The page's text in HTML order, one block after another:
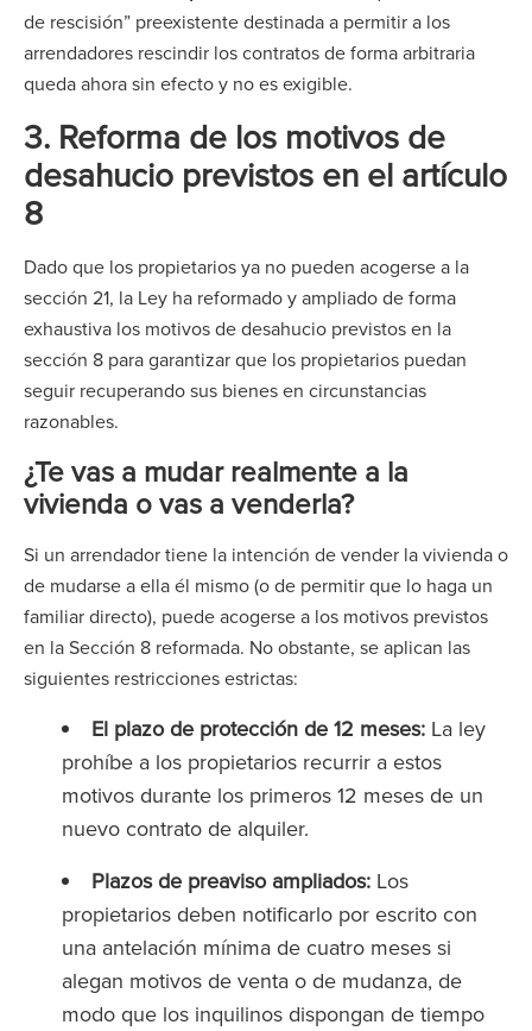
de rescisión” preexistente destinada a permitir a los
arrendadores rescindir los contratos de forma arbitraria
queda ahora sin efecto y no es exigible.
3. Reforma de los motivos de
desahucio previstos en el artículo
8
Dado que los propietarios ya no pueden acogerse a la
sección 21, la Ley ha reformado y ampliado de forma
exhaustiva los motivos de desahucio previstos en la
sección 8 para garantizar que los propietarios puedan
seguir recuperando sus bienes en circunstancias
razonables.
¿Te vas a mudar realmente a la
vivienda o vas a venderla?
Si un arrendador tiene la intención de vender la vivienda o
de mudarse a ella él mismo (o de permitir que lo haga un
familiar directo), puede acogerse a los motivos previstos
en la Sección 8 reformada. No obstante, se aplican las
siguientes restricciones estrictas:
El plazo de protección de 12 meses: La ley
prohíbe a los propietarios recurrir a estos
motivos durante los primeros 12 meses de un
nuevo contrato de alquiler.
Plazos de preaviso ampliados: Los
propietarios deben notificarlo por escrito con
una antelación mínima de cuatro meses si
alegan motivos de venta o de mudanza, de
modo que los inquilinos dispongan de tiempo